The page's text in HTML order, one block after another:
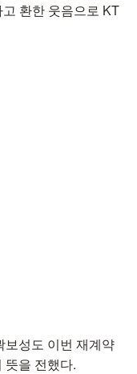
환한 웃음으로 KT
보성도 이번 재계약
을 전했다.